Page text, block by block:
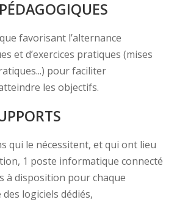
favorisant l’alternance
et d’exercices pratiques (mises
pour faciliter
les objectifs.
qui le nécessitent, et qui ont lieu
1 poste informatique connecté
à disposition pour chaque
logiciels dédiés,